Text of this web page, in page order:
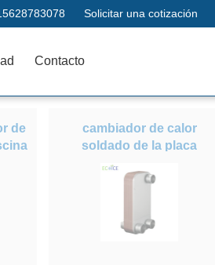
Solicitar una cotización
Contacto
de
cambiador de calor
soldado de la placa